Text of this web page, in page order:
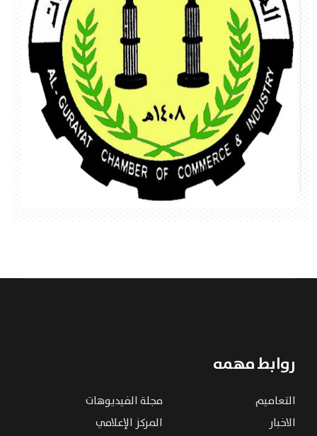
روابط مهمه
التعاميم
مجلة الفيديوهات
الاخبار
المركز الإعلامي